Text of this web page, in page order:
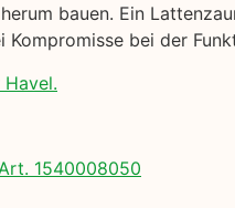
bauen. Ein
bei der
1540008050